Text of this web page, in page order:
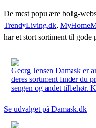
De mest populære bolig-
TrendyLiving.dk,
har et stort sortiment til gode
Georg Jensen Damask er
deres sortiment finder du
sengen og andet tilbehør.
Se udvalget på Damask.dk